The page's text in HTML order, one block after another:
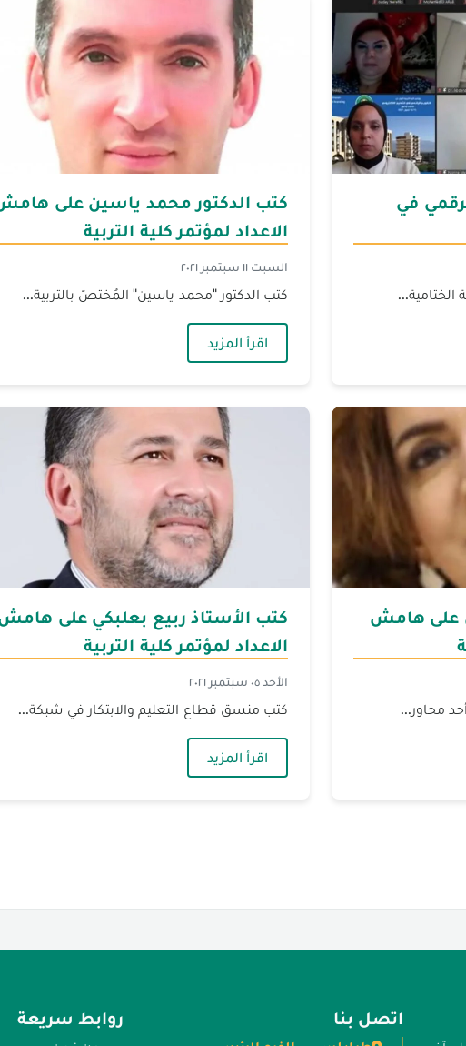
في
الرقمي في التعليم الالكتروني
كتب الدكتور محمد ياسين على
الاعداد لمؤتمر كلية التربية
السبت ١١ سبتمبر ٢٠٢١
كتب الدكتور "محمد ياسين" المُختصّ بالتربية...
اقرأ المزيد— كتب الدكتور محمد ياسين على
على هامش
محاور...
الزين على هامش الاعداد لمؤتمر كلية التربية
كتب الأستاذ ربيع بعلبكي على
الاعداد لمؤتمر كلية التربية
الأحد ٠٥ سبتمبر ٢٠٢١
كتب منسق قطاع التعليم والابتكار في شبكة...
اقرأ المزيد— كتب الأستاذ ربيع بعلبكي على
روابط سريعة اتصل بنا